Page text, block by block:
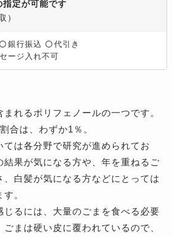
指定が可能です
）
〇 銀行振込 〇 代引き
ージ入れ不可
れるポリフェノールの一つです。
合は、わずか1％。
は各分野で研究が進められてお
結果が気になる方や、年を重ねるご
、白髪が気になる方などにとっては
。
じるには、大量のごまを食べる必要
まは硬い皮に覆われているので、